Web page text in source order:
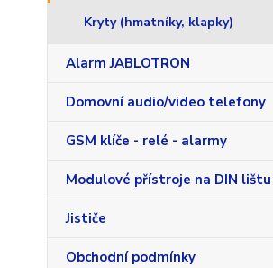
Kryty (hmatníky, klapky)
Alarm JABLOTRON
Domovní audio/video telefony
GSM klíče - relé - alarmy
Modulové přístroje na DIN lištu
Jističe
Obchodní podmínky